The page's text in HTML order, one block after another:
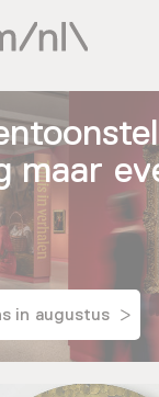
maar
in augustus